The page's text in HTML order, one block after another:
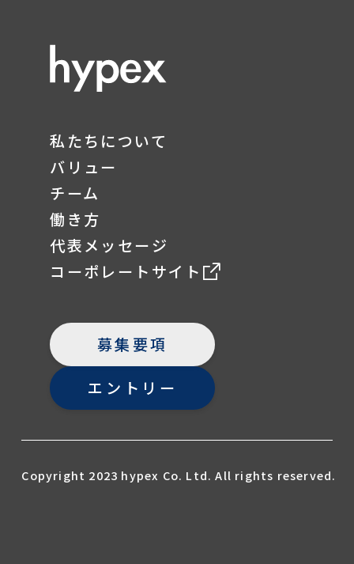
私たちについて
バリュー
チーム
働き方
代表メッセージ
コーポレートサイト
募集要項
エントリー
Copyright 2023 hypex Co. Ltd. All rights reserved.